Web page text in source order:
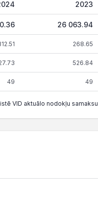
2023
26 063.94
268.65
526.84
49 49
VID aktuālo nodokļu samaksu